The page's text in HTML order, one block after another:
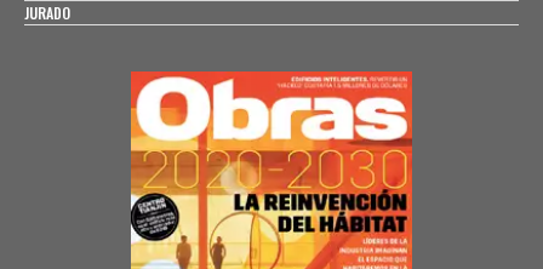
JURADO